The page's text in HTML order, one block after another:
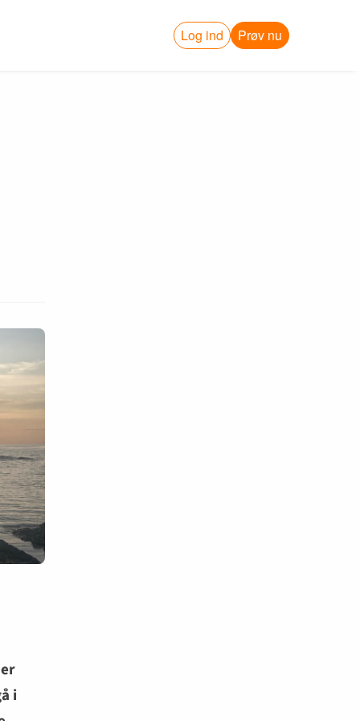
Log ind Prøv nu
i